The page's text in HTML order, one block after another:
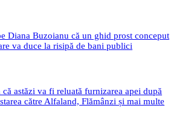
Diana Buzoianu că un ghid prost conceput
va duce la risipă de bani publici
astăzi va fi reluată furnizarea apei după
către Alfaland, Flămânzi și mai multe